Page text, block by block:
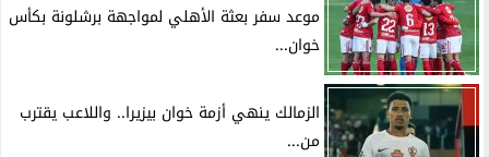
موعد سفر بعثة الأهلي لمواجهة برشلونة بكأس
خوان...
الزمالك ينهي أزمة خوان بيزيرا.. واللاعب يقترب
من...